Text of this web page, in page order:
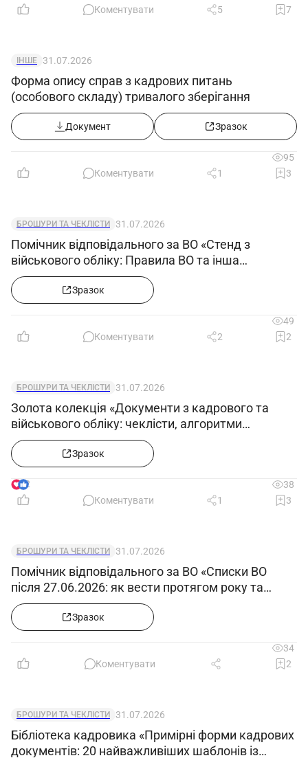
Коментувати
5 7
ІНШЕ 31.07.2026
Форма опису справ з кадрових питань
(особового складу) тривалого зберігання
Документ Зразок
95
Коментувати
1 3
БРОШУРИ ТА ЧЕКЛІСТИ 31.07.2026
Помічник відповідального за ВО «Стенд з
військового обліку: Правила ВО та інша
нормативка після змін з 27.06.2026»
Зразок
49
Коментувати
2 2
БРОШУРИ ТА ЧЕКЛІСТИ 31.07.2026
Золота колекція «Документи з кадрового та
військового обліку: чеклісти, алгоритми
формування е-ВОД, заповнення додатків 4, 5 і
12»
Зразок
2
38
Коментувати
1 3
БРОШУРИ ТА ЧЕКЛІСТИ 31.07.2026
Помічник відповідального за ВО «Списки ВО
після 27.06.2026: як вести протягом року та
відображати звільнених, мобілізованих»
Зразок
34
Коментувати
2
БРОШУРИ ТА ЧЕКЛІСТИ 31.07.2026
Бібліотека кадровика «Примірні форми кадрових
документів: 20 найважливіших шаблонів із